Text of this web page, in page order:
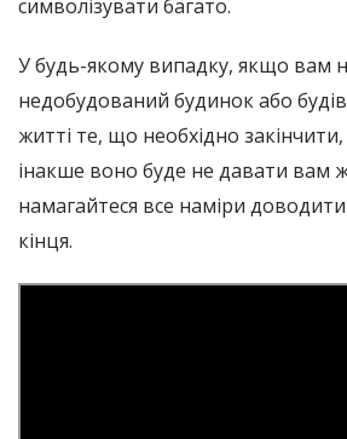
символізувати багато.
У будь-якому випадку, якщо вам
недобудований будинок або
житті те, що необхідно закінчити,
інакше воно буде не давати вам
намагайтеся все наміри
кінця.